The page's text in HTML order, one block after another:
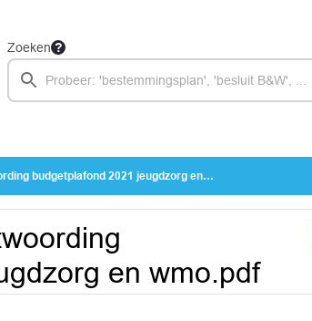
Zoeken
budgetplafond 2021 jeugdzorg en wmo.pdf
en wmo.pdf